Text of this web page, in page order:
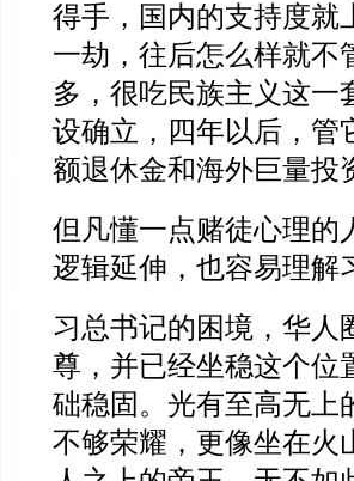
得手，国内的支持度就
一劫，往后怎么样就不
多，很吃民族主义这一
设确立，四年以后，管
额退休金和海外巨量投
但凡懂一点赌徒心理的
逻辑延伸，也容易理解
习总书记的困境，华人
尊，并已经坐稳这个位
础稳固。光有至高无上
不够荣耀，更像坐在火